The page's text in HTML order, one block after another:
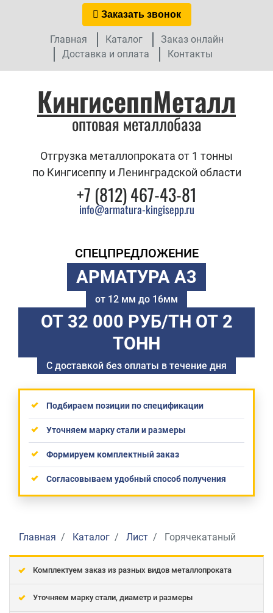
Заказать звонок
Главная Каталог
Заказ онлайн
Доставка и оплата
Контакты
КингисеппМеталл
оптовая металлобаза
Отгрузка металлопроката от 1 тонны
по Кингисеппу и Ленинградской области
+7 (812) 467-43-81
info@armatura-kingisepp.ru
СПЕЦПРЕДЛОЖЕНИЕ
АРМАТУРА А3
от 12 мм до 16мм
ОТ 32 000 РУБ/ТН ОТ 2
ТОНН
С доставкой без оплаты в течение дня
Подбираем позиции по спецификации
Уточняем марку стали и размеры
Формируем комплектный заказ
Согласовываем удобный способ получения
Главная Каталог Лист Горячекатаный
Комплектуем заказ из разных видов металлопроката
Уточняем марку стали, диаметр и размеры